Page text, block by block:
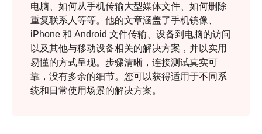
电脑、如何从手机传输大型媒体文件、如何删除
重复联系人等等。他的文章涵盖了手机镜像、
iPhone 和 Android 文件传输、设备到电脑的访问
以及其他与移动设备相关的解决方案，并以实用
易懂的方式呈现。步骤清晰，连接测试真实可
靠，没有多余的细节。您可以获得适用于不同系
统和日常使用场景的解决方案。